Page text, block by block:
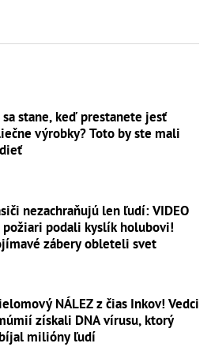
sa stane, keď prestanete jesť
výrobky? Toto by ste mali
nezachraňujú len ľudí: VIDEO
požiari podali kyslík holubovi!
zábery obleteli svet
NÁLEZ z čias Inkov! Vedci
získali DNA vírusu, ktorý
milióny ľudí